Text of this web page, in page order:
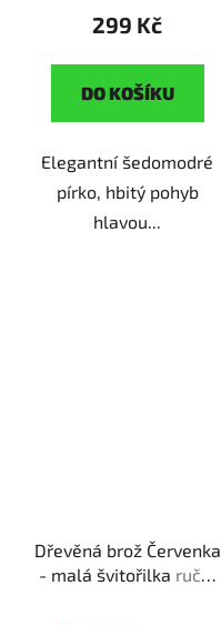
299 Kč
DO KOŠÍKU
Elegantní šedomodré
pírko, hbitý pohyb
hlavou...
Dřevěná brož Červenka
- malá švitořilka ruční